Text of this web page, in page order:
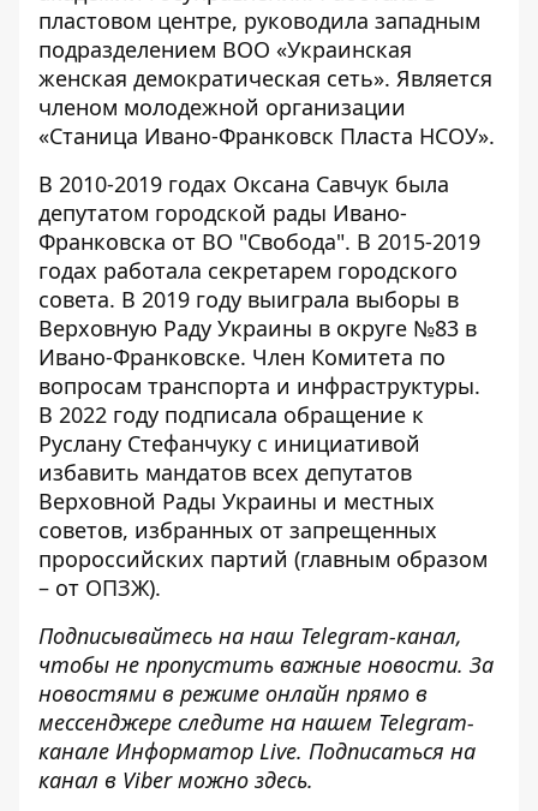
пластовом центре, руководила западным
подразделением ВОО «Украинская
женская демократическая сеть». Является
членом молодежной организации
«Станица Ивано-Франковск Пласта НСОУ».
В 2010-2019 годах Оксана Савчук была
депутатом городской рады Ивано-
Франковска от ВО "Свобода". В 2015-2019
годах работала секретарем городского
совета. В 2019 году выиграла выборы в
Верховную Раду Украины в округе №83 в
Ивано-Франковске. Член Комитета по
вопросам транспорта и инфраструктуры.
В 2022 году подписала обращение к
Руслану Стефанчуку с инициативой
избавить мандатов всех депутатов
Верховной Рады Украины и местных
советов, избранных от запрещенных
пророссийских партий (главным образом
– от ОПЗЖ).
Подписывайтесь на наш Telegram-канал,
чтобы не пропустить важные новости. За
новостями в режиме онлайн прямо в
мессенджере следите на нашем Telegram-
канале Информатор Live. Подписаться на
канал в Viber можно здесь.